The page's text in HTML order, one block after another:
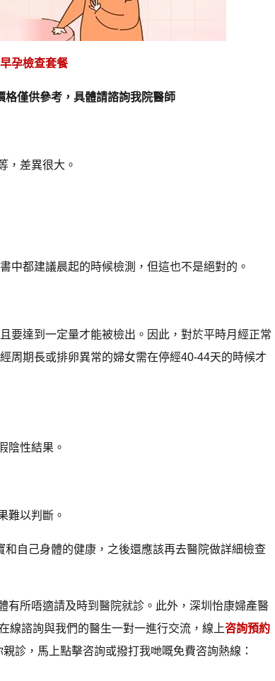
孕檢查套餐
僅供參考，具體請諮詢我院醫師
差異很大。
都建議晨起的時候檢測，但這也不是絕對的。
達到一定量才能被檢出。因此，對於平時月經正常
周期長或排卵異常的婦女需在停經40-44天的時候才
性結果。
以判斷。
自己身體的健康，之後還應該再去醫院做詳細檢查
所唔適請及時到醫院就診。此外，深圳怡康婦產醫
線諮詢與我們的醫生一對一進行交流，線上咨詢預約
診，馬上點擊咨詢或撥打我哋嘅免費咨詢熱線：